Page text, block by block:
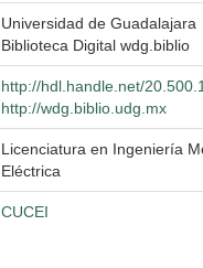
Universidad de Guadalajara
Biblioteca Digital wdg.biblio
http://hdl.handle.net/
http://wdg.biblio.udg.mx
Licenciatura en Ingeniería
Eléctrica
CUCEI